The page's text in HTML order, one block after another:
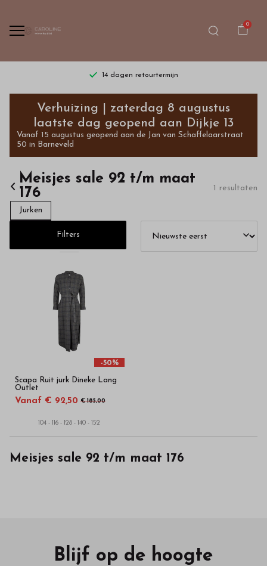
0
14 dagen retourtermijn
Meisjes
sale
92
t/m
maat
176
Bestel
kinderkleding
hoge
kwaliteit
in
onze
webshop
Verhuizing | zaterdag 8 augustus
laatste dag geopend aan Dijkje 13
Vanaf 15 augustus geopend aan de Jan van Schaffelaarstraat
50 in Barneveld
Meisjes sale 92 t/m maat
176
1 resultaten
Jurken
Filters
-50%
Scapa Ruit jurk Dineke Lang
Outlet
Vanaf € 92,50 € 185,00
104 - 116 - 128 - 140 - 152
Meisjes sale 92 t/m maat 176
Blijf op de hoogte